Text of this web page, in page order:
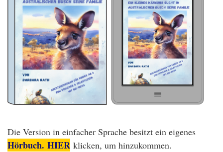
Die Version in einfacher Sprache besitzt ein eigenes
Hörbuch. HIER klicken, um hinzukommen.